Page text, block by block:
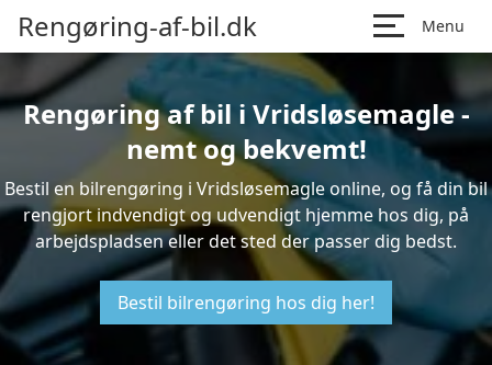
Rengøring-af-bil.dk Menu
Rengøring af bil i Vridsløsemagle -
nemt og bekvemt!
Bestil en bilrengøring i Vridsløsemagle online, og få din bil
rengjort indvendigt og udvendigt hjemme hos dig, på
arbejdspladsen eller det sted der passer dig bedst.
Bestil bilrengøring hos dig her!